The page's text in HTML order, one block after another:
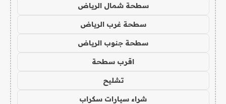
سطحة شمال الرياض
سطحة غرب الرياض
سطحة جنوب الرياض
اقرب سطحة
تشليح
شراء سيارات سكراب